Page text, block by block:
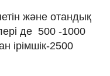
және отандық
де 500 -1000
ірімшік-2500